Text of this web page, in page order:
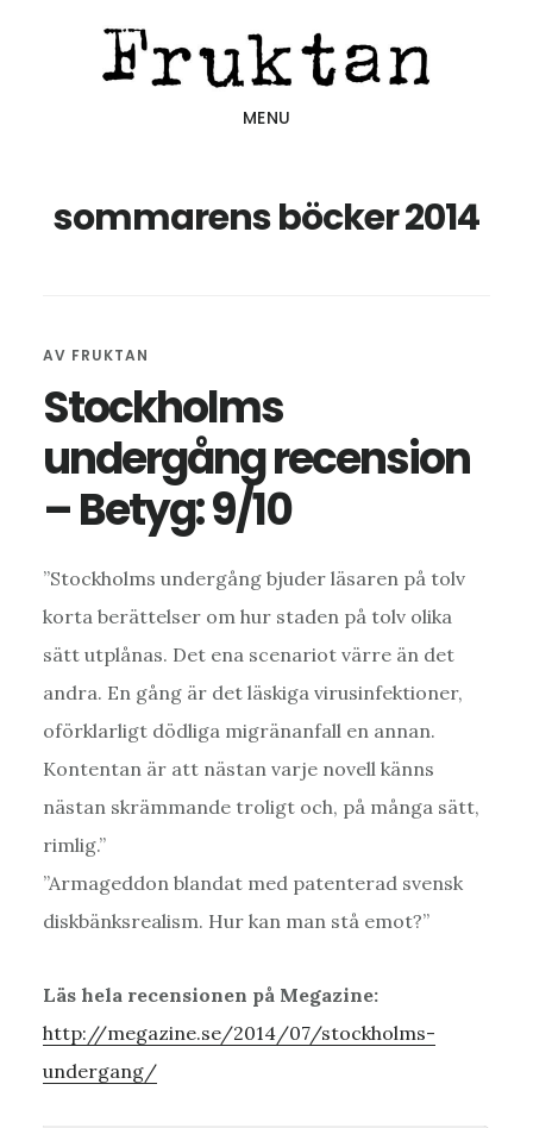
MENU
sommarens böcker 2014
AV FRUKTAN
Stockholms
undergång recension
– Betyg: 9/10
”Stockholms undergång bjuder läsaren på tolv
korta berättelser om hur staden på tolv olika
sätt utplånas. Det ena scenariot värre än det
andra. En gång är det läskiga virusinfektioner,
oförklarligt dödliga migränanfall en annan.
Kontentan är att nästan varje novell känns
nästan skrämmande troligt och, på många sätt,
rimlig.”
”Armageddon blandat med patenterad svensk
diskbänksrealism. Hur kan man stå emot?”
Läs hela recensionen på Megazine:
http://megazine.se/2014/07/stockholms-
undergang/